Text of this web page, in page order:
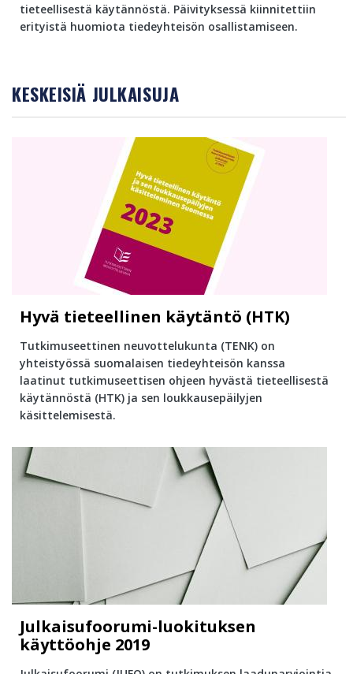
tieteellisestä käytännöstä. Päivityksessä kiinnitettiin
erityistä huomiota tiedeyhteisön osallistamiseen.
KESKEISIÄ JULKAISUJA
Hyvä tieteellinen käytäntö (HTK)
Tutkimuseettinen neuvottelukunta (TENK) on
yhteistyössä suomalaisen tiedeyhteisön kanssa
laatinut tutkimuseettisen ohjeen hyvästä tieteellisestä
käytännöstä (HTK) ja sen loukkausepäilyjen
käsittelemisestä.
Julkaisufoorumi-luokituksen
käyttöohje 2019